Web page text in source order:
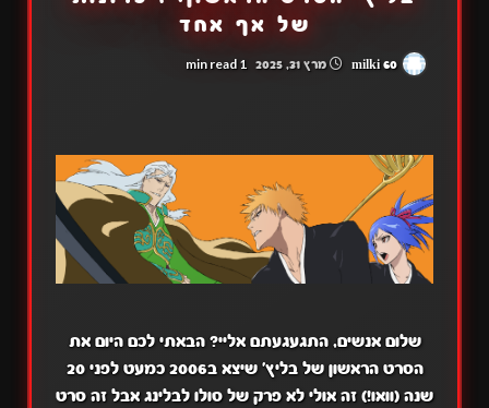
של אף אחד
מרץ 31, 2025 1 min read
שלום אנשים, התגעגעתם אליי? הבאתי לכם היום את
הסרט הראשון של בליץ' שיצא ב2006 כמעט לפני 20
שנה (וואו!) זה אולי לא פרק של סולו לבלינג אבל זה סרט